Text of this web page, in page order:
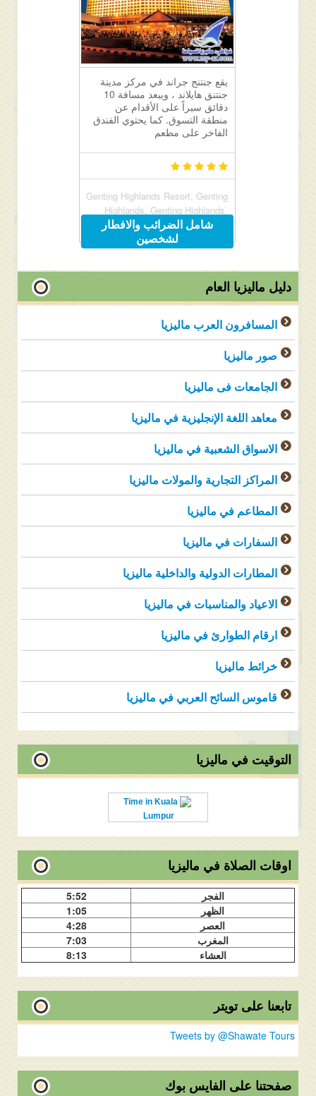
يقع جنتنج جراند في مركز مدينة
جنتنق هايلاند ، ويبعد مسافة 10
دقائق سيراً على الأقدام عن
منطقة التسوق. كما يحتوي الفندق
الفاخر على مطعم
Genting Highlands Resort, Genting
Highlands, Genting Highlands,
Malaysia 69000
شامل الضرائب والافطار
لشخصين
دليل ماليزيا العام
المسافرون العرب ماليزيا
صور ماليزيا
الجامعات فى ماليزيا
معاهد اللغة الإنجليزية في ماليزيا
الاسواق الشعبية في ماليزيا
المراكز التجارية والمولات ماليزيا
المطاعم في ماليزيا
السفارات في ماليزيا
المطارات الدولية والداخلية ماليزيا
الاعياد والمناسبات في ماليزيا
ارقام الطوارئ في ماليزيا
خرائط ماليزيا
قاموس السائح العربي في ماليزيا
التوقيت في ماليزيا
Time in Kuala
Lumpur
اوقات الصلاة في ماليزيا
الفجر
5:52
الظهر
1:05
العصر
4:28
المغرب
7:03
العشاء
8:13
تابعنا على تويتر
Tweets by @Shawate Tours
صفحتنا على الفايس بوك